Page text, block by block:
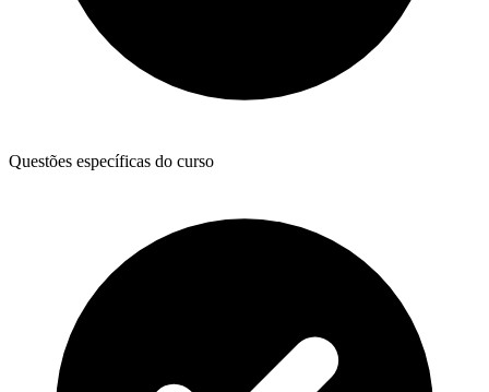
Questões específicas do curso